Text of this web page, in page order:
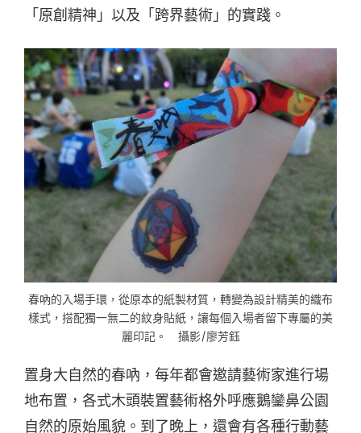
「原創精神」以及「跨界藝術」的實踐。
春吶的入場手環，從原本的紙製材質，轉變為設計精美的織布
樣式，搭配獨一無二的紋身貼紙，讓每個入場者留下專屬的美
麗印記。 攝影/廖芳鈺
置身大自然的春吶，每年都會邀請藝術家進行場
地布置，各式木頭裝置藝術格外呼應鵝鑾鼻公園
自然的原始風貌。到了晚上，還會有各種行動藝